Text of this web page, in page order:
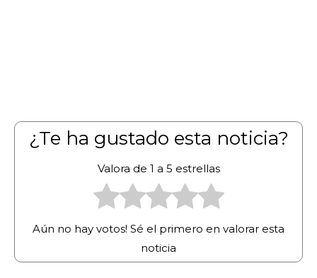
¿Te ha gustado esta noticia?
Valora de 1 a 5 estrellas
Aún no hay votos! Sé el primero en valorar esta
noticia